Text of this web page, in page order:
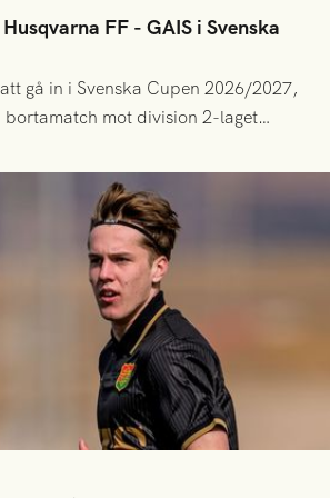
FF - GAIS i Svenska
gå in i Svenska Cupen 2026/2027,
bortamatch mot division 2-laget
och stötta grönsvart på plats!